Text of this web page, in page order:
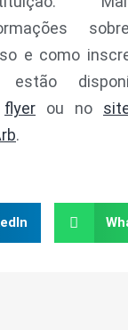
e como
estão
flyer ou no
.